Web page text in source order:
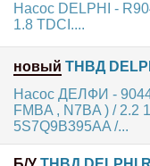
Насос DELPHI -
1.8 TDCI....
новый ТНВД
Насос ДЕЛФИ -
FMBA , N7BA ) / 2.2
5S7Q9B395AA /...